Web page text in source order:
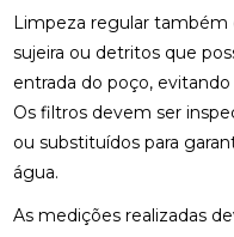
Limpeza regular também
sujeira ou detritos que
entrada do poço,
Os filtros devem ser
ou substituídos para
água.
As medições realizadas